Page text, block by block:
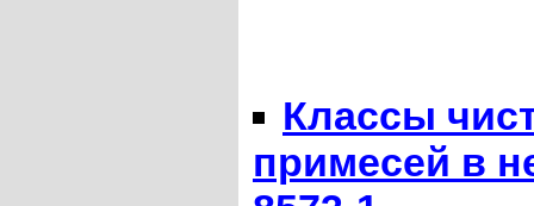
Классы
примесей в